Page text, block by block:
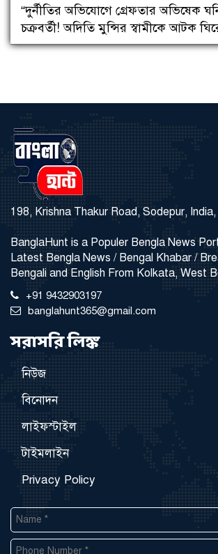
“দুর্নীতির অভিযোগে গ্রেফতার অভিষেক
চক্রবর্তী! অদিতি মুন্সির স্বামীকে আটক
198, Krishna Thakur Road, Sodepur,
BanglaHunt is a Populer Bengla News
Latest Bengla News / Bengal Khabar /
Bengali and English From Kolkata, West
+91 9432903197
banglahunt365@gmail.com
সরাসরি লিঙ্ক
নিউজ
বিনোদন
লাইফস্টাইল
টাইমলাইন
Privacy Policy